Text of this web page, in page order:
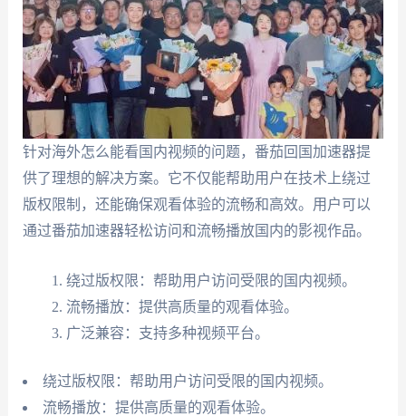
针对海外怎么能看国内视频的问题，番茄回国加速器提
供了理想的解决方案。它不仅能帮助用户在技术上绕过
版权限制，还能确保观看体验的流畅和高效。用户可以
通过番茄加速器轻松访问和流畅播放国内的影视作品。
绕过版权限：帮助用户访问受限的国内视频。
流畅播放：提供高质量的观看体验。
广泛兼容：支持多种视频平台。
绕过版权限：帮助用户访问受限的国内视频。
流畅播放：提供高质量的观看体验。